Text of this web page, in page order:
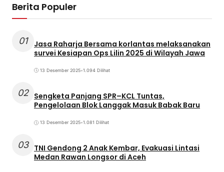
Berita Populer
01
Jasa Raharja Bersama korlantas melaksanakan
survei Kesiapan Ops Lilin 2025 di Wilayah Jawa
13 Desember 2025•1.094 Dilihat
02 Sengketa Panjang SPR–KCL Tuntas,
Pengelolaan Blok Langgak Masuk Babak Baru
13 Desember 2025•1.081 Dilihat
03 TNI Gendong 2 Anak Kembar, Evakuasi Lintasi
Medan Rawan Longsor di Aceh